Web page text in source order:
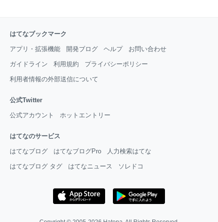
はてなブックマーク
アプリ・拡張機能 開発ブログ ヘルプ お問い合わせ
ガイドライン 利用規約 プライバシーポリシー
利用者情報の外部送信について
公式Twitter
公式アカウント ホットエントリー
はてなのサービス
はてなブログ はてなブログPro 人力検索はてな
はてなブログ タグ はてなニュース ソレドコ